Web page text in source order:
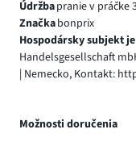
Údržbapranie v práčke
Značkabonprix
Hospodársky subjekt
Handelsgesellschaft
| Nemecko, Kontakt:
Možnosti doručenia